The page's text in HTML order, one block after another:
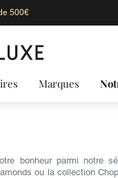
500€
Marques
bonheur parmi notre
ou la collection